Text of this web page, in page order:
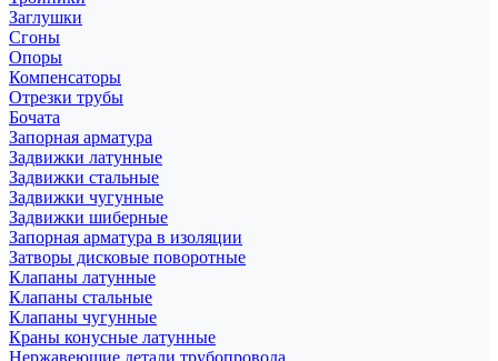
Заглушки
Сгоны
Опоры
Компенсаторы
Отрезки трубы
Бочата
Запорная арматура
Задвижки латунные
Задвижки стальные
Задвижки чугунные
Задвижки шиберные
Запорная арматура в изоляции
Затворы дисковые поворотные
Клапаны латунные
Клапаны стальные
Клапаны чугунные
Краны конусные латунные
Нержавеющие детали трубопровода